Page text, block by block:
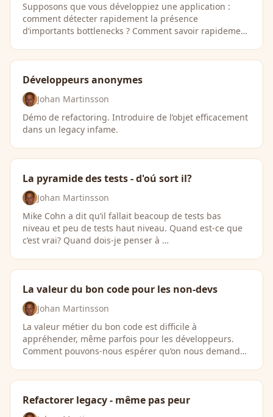
Supposons que vous développiez une application :
comment détecter rapidement la présence
d’importants bottlenecks ? Comment savoir rapidement
Développeurs anonymes
Johan Martinsson
Démo de refactoring. Introduire de l’objet efficacement
dans un legacy infame.
La pyramide des tests - d'oú sort il?
Johan Martinsson
Mike Cohn a dit qu’il fallait beacoup de tests bas
niveau et peu de tests haut niveau. Quand est-ce que
c’est vrai? Quand dois-je penser à …
La valeur du bon code pour les non-devs
Johan Martinsson
La valeur métier du bon code est difficile à
appréhender, même parfois pour les développeurs.
Comment pouvons-nous espérer qu’on nous demande
Refactorer legacy - même pas peur